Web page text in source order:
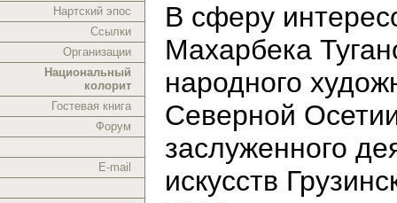
Нартский эпос
Ссылки
Организации
Национальный
колорит
Гостевая книга
Форум
E-mail
В cферу
Махарбека
народного
Северной
заслуженного
искусств